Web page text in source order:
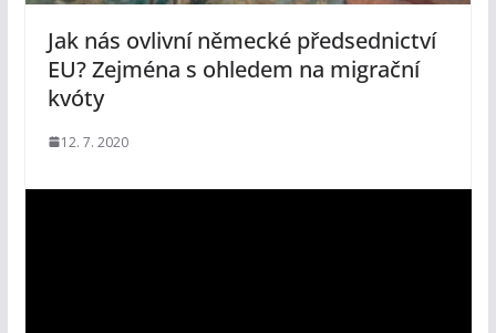
Jak nás ovlivní německé předsednictví
EU? Zejména s ohledem na migrační
kvóty
12. 7. 2020